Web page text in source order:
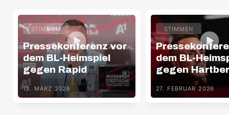
STIMMEN
Pressekonferenz vor
dem BL-Heimspiel
gegen Rapid
13. MÄRZ 2026
STIMMEN
dem BL-
gegen
27. FEBRUAR 2026